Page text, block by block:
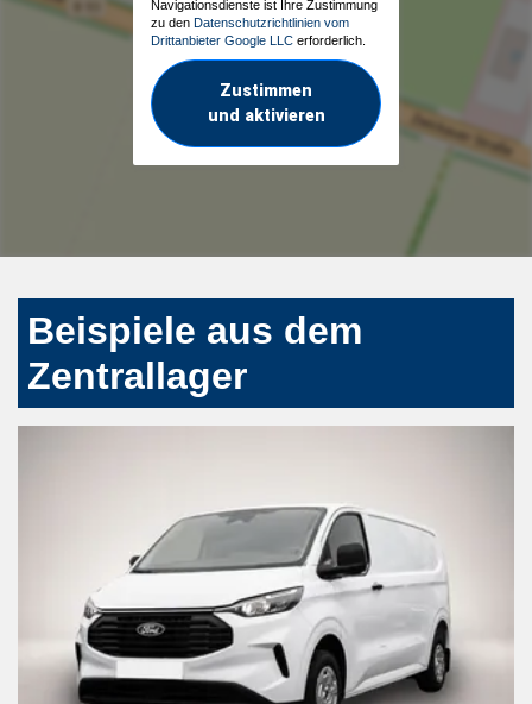
Navigationsdienste ist Ihre Zustimmung
zu den Datenschutzrichtlinien vom
Drittanbieter Google LLC erforderlich.
Zustimmen
und aktivieren
Beispiele aus dem
Zentrallager